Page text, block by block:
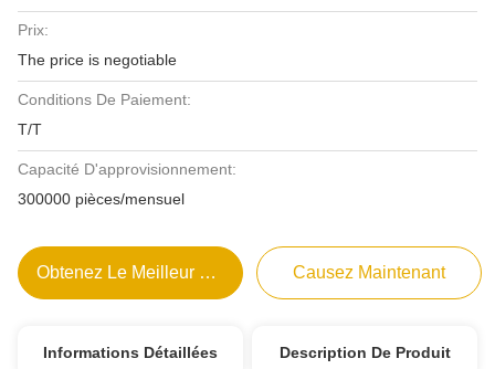
Prix:
The price is negotiable
Conditions De Paiement:
T/T
Capacité D'approvisionnement:
300000 pièces/mensuel
Obtenez Le Meilleur Prix Causez Maintenant
Informations Détaillées Description De Produit